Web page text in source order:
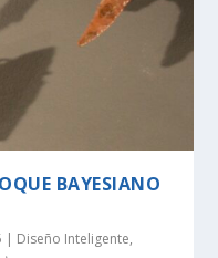
BAYESIANO
| Diseño Inteligente,